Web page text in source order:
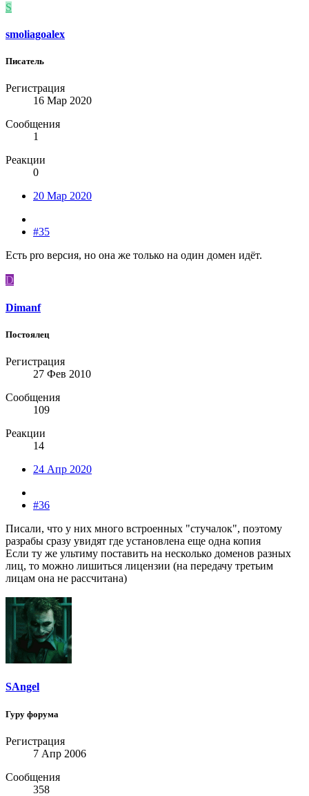
S
smoliagoalex
Писатель
Регистрация
16 Мар 2020
Сообщения
1
Реакции
0
20 Мар 2020
#35
Есть pro версия, но она же только на один домен идёт.
D
Dimanf
Постоялец
Регистрация
27 Фев 2010
Сообщения
109
Реакции
14
24 Апр 2020
#36
Писали, что у них много встроенных "стучалок", поэтому
разрабы сразу увидят где установлена еще одна копия
Если ту же ультиму поставить на несколько доменов разных
лиц, то можно лишиться лицензии (на передачу третьим
лицам она не рассчитана)
SAngel
Гуру форума
Регистрация
7 Апр 2006
Сообщения
358